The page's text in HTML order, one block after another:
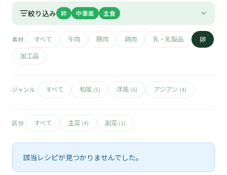
🐷
🍗
🥓
絞り込み 卵 中華風 主食
素材 すべて 牛肉 豚肉 鶏肉 乳・乳製品
卵
加工品
ジャンル すべて 和風 (5) 洋風 (6) アジアン (4)
区分 すべて 主菜 (4) 副菜 (1)
該当レシピが見つかりませんでした。